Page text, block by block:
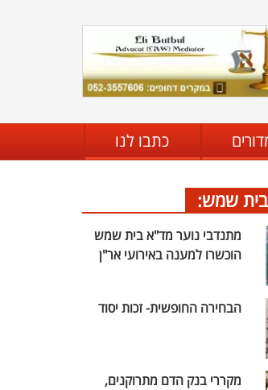
כתבו לנו
שמש:
מתנדבי נוער מד"א בית שמש
הוכשרו למענה באירועי אר"ן
הבחירה החופשית- זכות יסוד
מקררי בנק הדם מתרוקנים,